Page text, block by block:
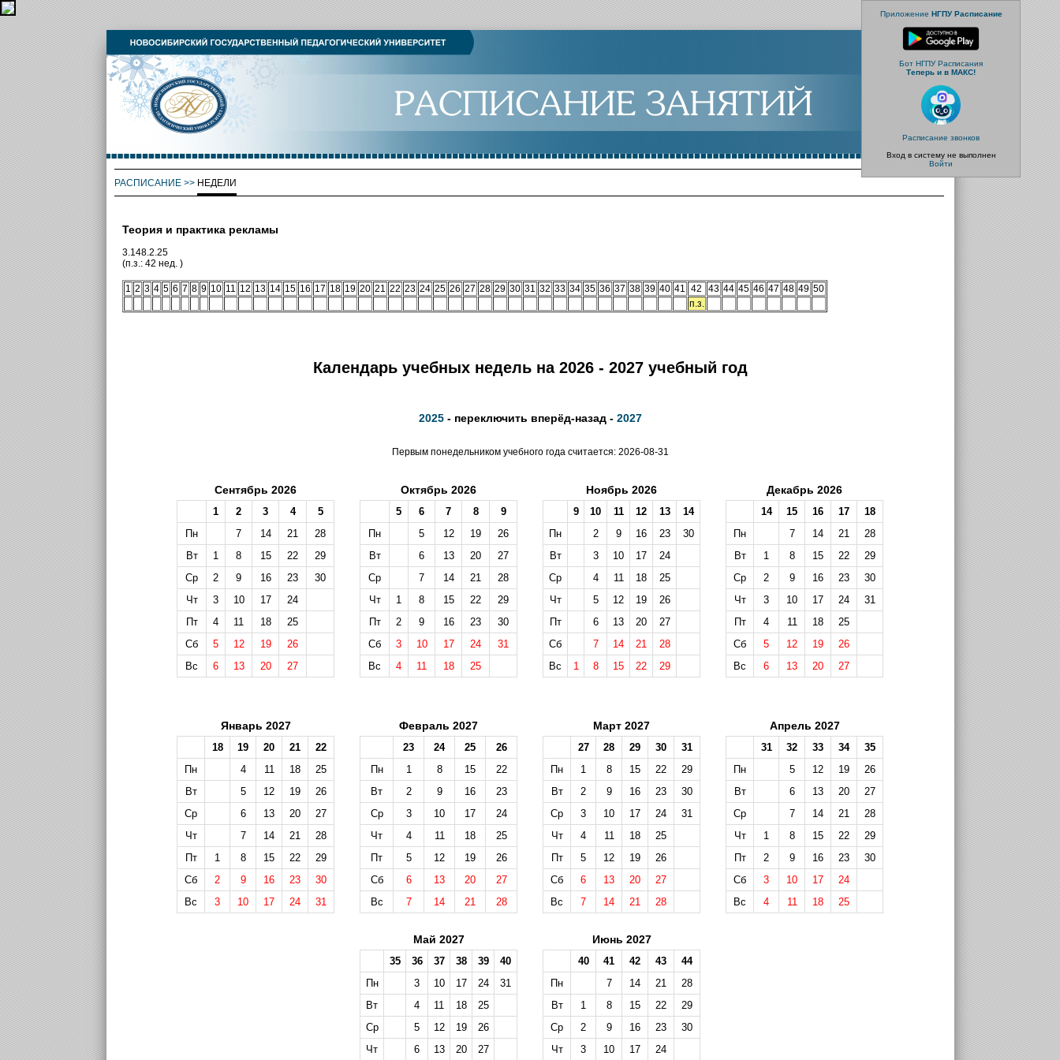
Приложение НГПУ Расписание
Бот НГПУ Расписания
Теперь и в МАКС!
Расписание звонков
Вход в систему не выполнен
Войти
РАСПИСАНИЕ>> НЕДЕЛИ
Теория и практика рекламы
3.148.2.25
(п.з.: 42 нед. )
1 2 3 4 5 6 7 8 9 10 11 12 13 14 15 16 17 18 19 20 21 22 23 24 25 26 27 28 29 30 31 32 33 34 35 36 37 38 39 40 41 42 43 44 45 46 47 48 49 50
п.з.
Календарь учебных недель на 2026 - 2027 учебный год
2025- переключить вперёд-назад - 2027
Первым понедельником учебного года считается: 2026-08-31
Сентябрь 2026
1 2 3 4
5
Пн
7 14 21
28
Вт
1 8 15 22
29
Ср
2 9 16 23
30
Чт
3 10 17
24
Пт
4 11 18
25
Сб
5 12 19
26
Вс
6 13 20 27
Октябрь 2026
5 6 7 8
9
Пн
5 12 19
26
Вт
6 13 20
27
Ср
7 14 21
28
Чт
1 8 15 22
29
Пт
2 9 16 23
30
Сб
3 10 17 24
31
Вс
4 11 18 25
Ноябрь 2026
9 10 11 12 13
14
Пн
2 9 16 23
30
Вт
3 10 17
24
Ср
4 11 18
25
Чт
5 12 19
26
Пт
6 13 20
27
Сб
7 14 21
28
Вс
1 8 15 22 29
Декабрь 2026
14 15 16 17
18
Пн
7 14 21
28
Вт
1 8 15 22
29
Ср
2 9 16 23
30
Чт
3 10 17 24
31
Пт
4 11 18
25
Сб
5 12 19
26
Вс
6 13 20 27
Январь 2027
18 19 20 21
22
Пн
4 11 18
25
Вт
5 12 19
26
Ср
6 13 20
27
Чт
7 14 21
28
Пт
1 8 15 22
29
Сб
2 9 16 23
30
Вс
3 10 17 24 31
Февраль 2027
23 24 25
26
Пн
1 8 15
22
Вт
2 9 16
23
Ср
3 10 17
24
Чт
4 11 18
25
Пт
5 12 19
26
Сб
6 13 20
27
Вс
7 14 21 28
Март 2027
27 28 29 30
31
Пн
1 8 15 22
29
Вт
2 9 16 23
30
Ср
3 10 17 24
31
Чт
4 11 18
25
Пт
5 12 19
26
Сб
6 13 20
27
Вс
7 14 21 28
Апрель 2027
31 32 33 34
35
Пн
5 12 19
26
Вт
6 13 20
27
Ср
7 14 21
28
Чт
1 8 15 22
29
Пт
2 9 16 23
30
Сб
3 10 17
24
Вс
4 11 18 25
Май 2027
35 36 37 38 39
40
Пн
3 10 17 24
31
Вт
4 11 18
25
Ср
5 12 19
26
Чт
6 13 20 27
Июнь 2027
40 41 42 43
44
Пн
7 14 21
28
Вт
1 8 15 22
29
Ср
2 9 16 23
30
Чт
3 10 17 24